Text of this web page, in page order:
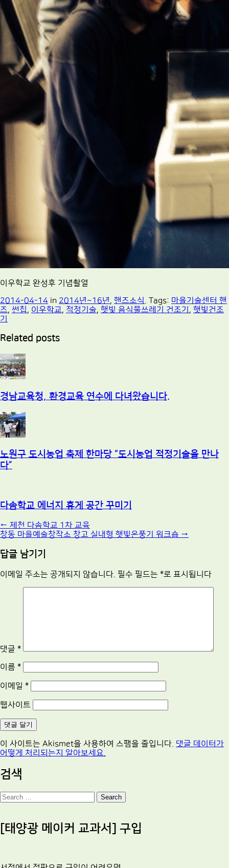
이우학교 완성후 기념촬열
2014-04-14 in 2014년~16년, 핸즈소식 . Tags: 마을기술센터 핸
즈, 썬칩, 이우학교, 적정기술, 햇빛 음식물쓰레기 건조기 , 햇빛건조
기
Related posts
경남교육청, 환경교육 연수에 다녀왔습니다.
노원구 도시농업 축제 한마당 “도시농업 적정기술을 만나
다”
다솜학교 에너지 휴게 공간 꾸미기
Post
navigation
← 제천 다솜학교 1차 교육
창동 마을예술창작소 창고 실내형 햇빛온풍기 워크숍 →
답글 남기기
이메일 주소는 공개되지 않습니다. 필수 필드는 *로 표시됩니다
댓글 *
이름 *
이메일 *
웹사이트
이 사이트는 Akismet을 사용하여 스팸을 줄입니다. 댓글 데이터가
어떻게 처리되는지 알아보세요.
검색
Search
[태양광 메이커 교과서] 구입